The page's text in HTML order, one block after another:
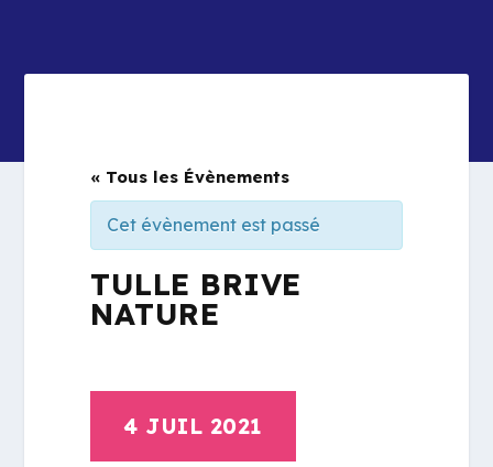
« Tous les Évènements
Cet évènement est passé
TULLE BRIVE
NATURE
4 JUIL 2021